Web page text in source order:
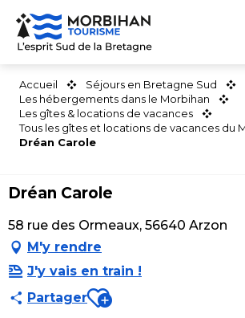
Aller
contenu
Accueil
Séjours en Bretagne Sud
Les hébergements dans le Morbihan
Les gîtes & locations de vacances
Tous les gîtes et locations de vacances du
Dréan Carole
Dréan Carole
58 rue des Ormeaux, 56640 Arzon
M'y rendre
J'y vais en train !
PartagerAjouter aux favoris